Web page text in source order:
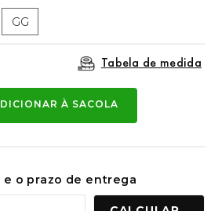
GG
Tabela de medida
À SACOLA
e o prazo de entrega